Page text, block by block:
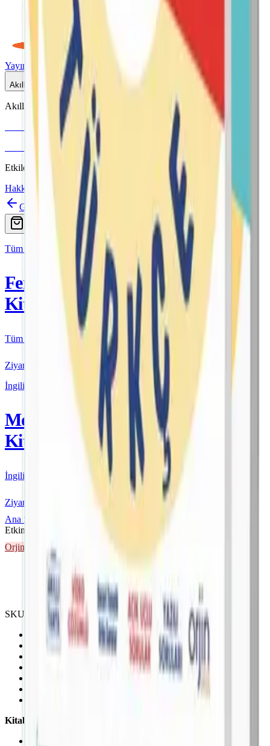
Yayınlar
Akıllı Tahta
Akıllı Tahta Uyumlu
Etkileşimli içerik · Video destekli anlatım · MEB uyumlu
Hakkımızda
Geri
Tüm Yayınlar
Fenomen
Kitap
Tüm Kurmay yayınları için resmi satış
Ziyaret Et
İngilizce
More & More
Kitap
İngilizce kaynakları için resmi satış
Ziyaret Et
Ana Sayfa
Etkinlikli Soru Bankası
Orjin 7. Sınıf
SKU ·
9786258450675
Ünite başlarında kazanım listeleri
Konu özetleri
Kitabımızı zenginleştiren dijital destekleyici materyaller:,